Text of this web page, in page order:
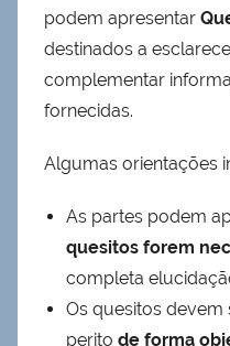
podem apresentar
destinados a
complementar
fornecidas.
Algumas orientações
As partes podem
quesitos forem
completa
Os quesitos
perito de forma